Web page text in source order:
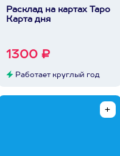
Расклад на картах Таро
Карта дня
1300 ₽
Работает круглый год